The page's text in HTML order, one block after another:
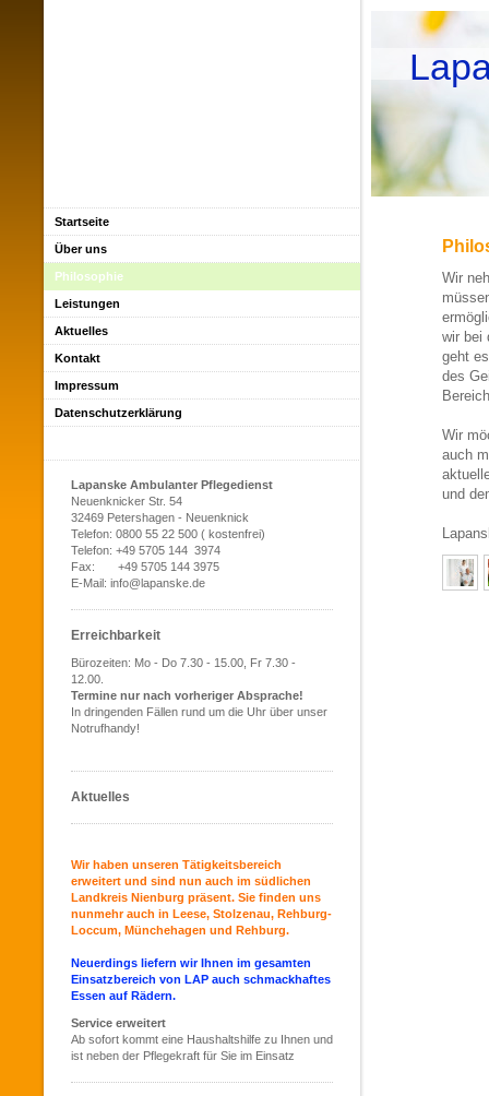
Wir
wir bei
geht
des
Wir
auch
und
Startseite
Über uns
Philosophie
Leistungen
Aktuelles
Kontakt
Impressum
Datenschutzerklärung
Lapanske Ambulanter Pflegedienst
Neuenknicker Str. 54
32469 Petershagen - Neuenknick
Telefon: 0800 55 22 500 ( kostenfrei)
Telefon: +49 5705 144 3974
Fax: +49 5705 144 3975
E-Mail: info@lapanske.de
Erreichbarkeit
Bürozeiten: Mo - Do 7.30 - 15.00, Fr 7.30 -
12.00.
Termine nur nach vorheriger Absprache!
In dringenden Fällen rund um die Uhr über unser
Notrufhandy!
Aktuelles
Wir haben unseren Tätigkeitsbereich
erweitert und sind nun auch im südlichen
Landkreis Nienburg präsent. Sie finden uns
nunmehr auch in Leese, Stolzenau, Rehburg-
Loccum, Münchehagen und Rehburg.
Neuerdings liefern wir Ihnen im gesamten
Einsatzbereich von LAP auch schmackhaftes
Essen auf Rädern.
Service erweitert
Ab sofort kommt eine Haushaltshilfe zu Ihnen und
ist neben der Pflegekraft für Sie im Einsatz